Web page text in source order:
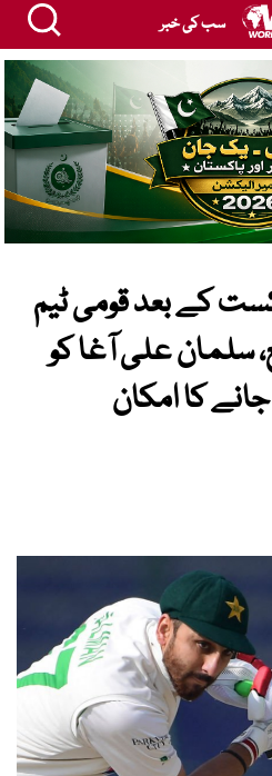
سب کی خبر
کے بعد قومی ٹیم
سلمان علی آغا کو
کا امکان